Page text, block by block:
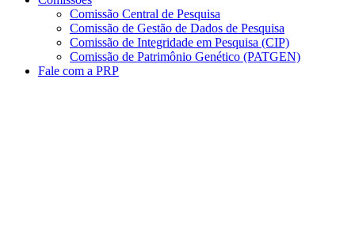
Comissão Central de Pesquisa
Comissão de Gestão de Dados de Pesquisa
Comissão de Integridade em Pesquisa (CIP)
Comissão de Patrimônio Genético (PATGEN)
Fale com a PRP